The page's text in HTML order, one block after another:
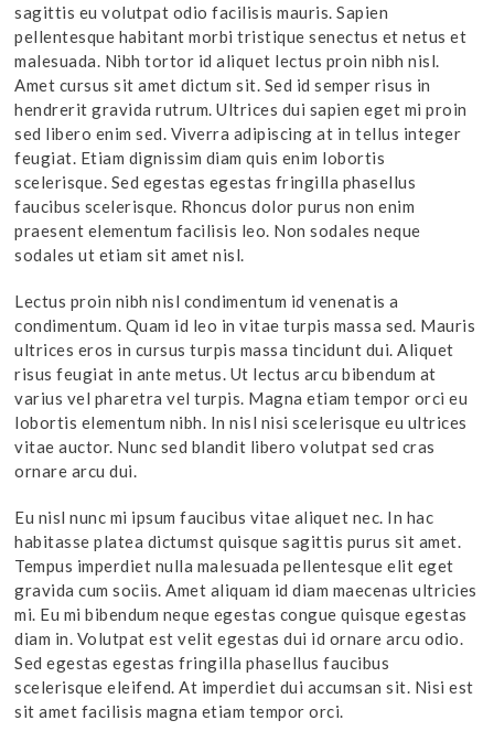
sagittis eu volutpat odio facilisis mauris. Sapien
pellentesque habitant morbi tristique senectus et netus et
malesuada. Nibh tortor id aliquet lectus proin nibh nisl.
Amet cursus sit amet dictum sit. Sed id semper risus in
hendrerit gravida rutrum. Ultrices dui sapien eget mi proin
sed libero enim sed. Viverra adipiscing at in tellus integer
feugiat. Etiam dignissim diam quis enim lobortis
scelerisque. Sed egestas egestas fringilla phasellus
faucibus scelerisque. Rhoncus dolor purus non enim
praesent elementum facilisis leo. Non sodales neque
sodales ut etiam sit amet nisl.
Lectus proin nibh nisl condimentum id venenatis a
condimentum. Quam id leo in vitae turpis massa sed. Mauris
ultrices eros in cursus turpis massa tincidunt dui. Aliquet
risus feugiat in ante metus. Ut lectus arcu bibendum at
varius vel pharetra vel turpis. Magna etiam tempor orci eu
lobortis elementum nibh. In nisl nisi scelerisque eu ultrices
vitae auctor. Nunc sed blandit libero volutpat sed cras
ornare arcu dui.
Eu nisl nunc mi ipsum faucibus vitae aliquet nec. In hac
habitasse platea dictumst quisque sagittis purus sit amet.
Tempus imperdiet nulla malesuada pellentesque elit eget
gravida cum sociis. Amet aliquam id diam maecenas ultricies
mi. Eu mi bibendum neque egestas congue quisque egestas
diam in. Volutpat est velit egestas dui id ornare arcu odio.
Sed egestas egestas fringilla phasellus faucibus
scelerisque eleifend. At imperdiet dui accumsan sit. Nisi est
sit amet facilisis magna etiam tempor orci.